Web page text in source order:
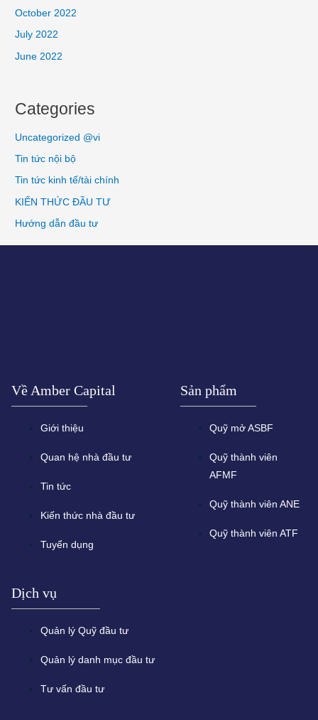
October 2022
July 2022
June 2022
Categories
Uncategorized @vi
Tin tức nội bộ
Tin tức kinh tế/tài chính
KIẾN THỨC ĐẦU TƯ
Hướng dẫn đầu tư
Về Amber Capital
Giới thiệu
Quan hệ nhà đầu tư
Tin tức
Kiến thức nhà đầu tư
Tuyển dụng
Sản phẩm
Quỹ mở ASBF
Quỹ thành viên
AFMF
Quỹ thành viên ANE
Quỹ thành viên ATF
Dịch vụ
Quản lý Quỹ đầu tư
Quản lý danh mục đầu tư
Tư vấn đầu tư